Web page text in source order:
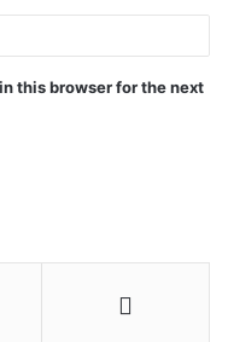
this browser for the next